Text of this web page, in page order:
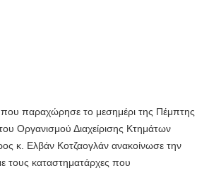
παραχώρησε το μεσημέρι της Πέμπτης
Οργανισμού Διαχείρισης Κτημάτων
κ. Ελβάν Κοτζαογλάν ανακοίνωσε την
τους καταστηματάρχες που